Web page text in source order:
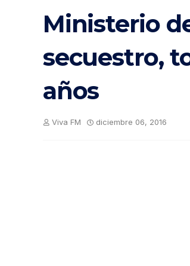
Ministerio
secuestro,
años
Viva FM diciembre 06, 2016